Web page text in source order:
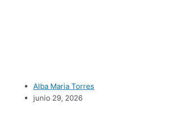
Alba Maria Torres
junio 29, 2026